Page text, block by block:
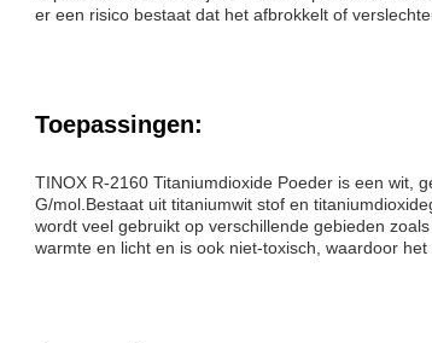
er een risico bestaat dat het afbrokkelt of
Toepassingen:
TINOX R-2160 Titaniumdioxide Poeder is een wit,
G/mol.Bestaat uit titaniumwit stof en
wordt veel gebruikt op verschillende gebieden
warmte en licht en is ook niet-toxisch, waardoor